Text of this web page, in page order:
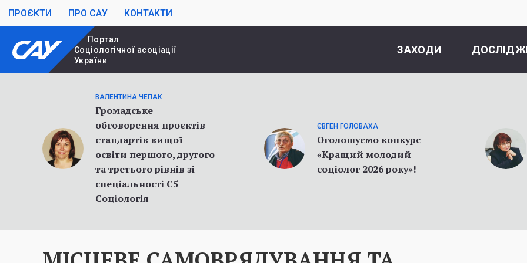
ПРОЄКТИ ПРО САУ КОНТАКТИ
Портал
Cоціологічної асоціації
України
ЗАХОДИ
ВАЛЕНТИНА ЧЕПАК
Громадське
обговорення проєктів
стандартів вищої
освіти першого, другого
та третього рівнів зі
спеціальності С5
Соціологія
ЄВГЕН ГОЛОВАХА
Оголошуємо конкурс
«Кращий молодий
соціолог 2026 року»!